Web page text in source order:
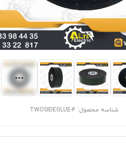
شناسه محصول: TWOSIDEGLUE-4